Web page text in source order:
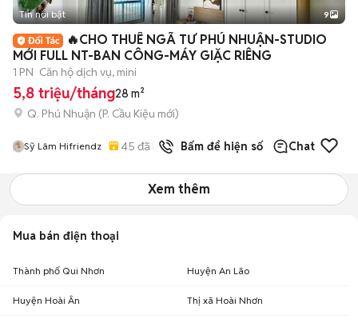
+2
Tin nổi bật 9
🔥CHO THUÊ NGÃ TƯ PHÚ NHUẬN-STUDIO
MỚI FULL NT-BAN CÔNG-MÁY GIẶC RIÊNG
1 PN Căn hộ dịch vụ, mini
5,8 triệu/tháng28 m²
Q. Phú Nhuận (P. Cầu Kiệu mới)
Sỹ Lâm Hifriendz 45 đã bán Bấm để hiện số Chat
Xem thêm
Mua bán điện thoại
Thành phố Qui Nhơn Huyện An Lão
Huyện Hoài Ân Thị xã Hoài Nhơn